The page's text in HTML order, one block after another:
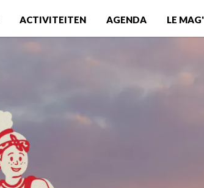
ACTIVITEITEN AGENDA LE MAG'